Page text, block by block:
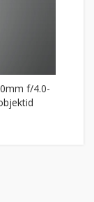
f/4.0-